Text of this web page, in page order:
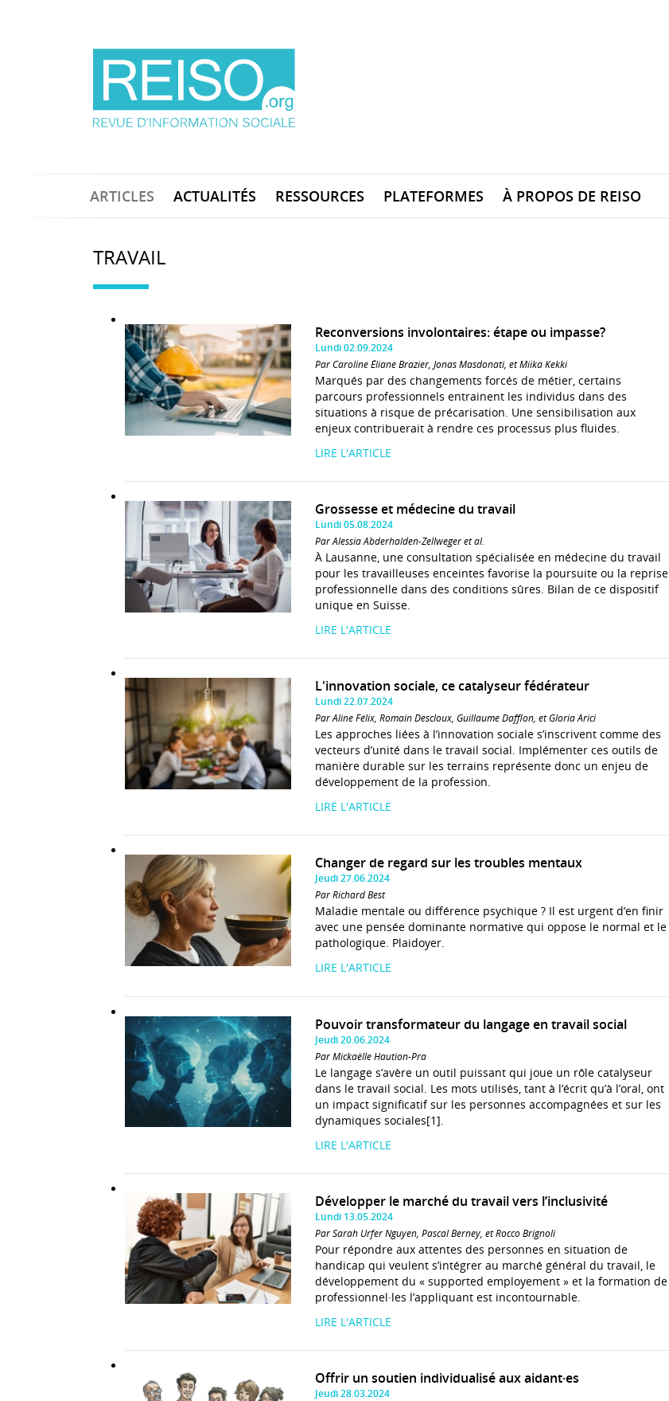
ARTICLES ACTUALITÉS RESSOURCES PLATEFORMES À PROPOS DE REISO
TRAVAIL
Reconversions involontaires: étape ou impasse?
Lundi 02.09.2024
Par Caroline Éliane Brazier, Jonas Masdonati, et Miika Kekki
Marqués par des changements forcés de métier, certains
parcours professionnels entrainent les individus dans des
situations à risque de précarisation. Une sensibilisation aux
enjeux contribuerait à rendre ces processus plus fluides.
LIRE L'ARTICLE
Grossesse et médecine du travail
Lundi 05.08.2024
Par Alessia Abderhalden-Zellweger et al.
À Lausanne, une consultation spécialisée en médecine du travail
pour les travailleuses enceintes favorise la poursuite ou la reprise
professionnelle dans des conditions sûres. Bilan de ce dispositif
unique en Suisse.
LIRE L'ARTICLE
L'innovation sociale, ce catalyseur fédérateur
Lundi 22.07.2024
Par Aline Félix, Romain Descloux, Guillaume Dafflon, et Gloria Arici
Les approches liées à l’innovation sociale s’inscrivent comme des
vecteurs d’unité dans le travail social. Implémenter ces outils de
manière durable sur les terrains représente donc un enjeu de
développement de la profession.
LIRE L'ARTICLE
Changer de regard sur les troubles mentaux
Jeudi 27.06.2024
Par Richard Best
Maladie mentale ou différence psychique ? Il est urgent d’en finir
avec une pensée dominante normative qui oppose le normal et le
pathologique. Plaidoyer.
LIRE L'ARTICLE
Pouvoir transformateur du langage en travail social
Jeudi 20.06.2024
Par Mickaëlle Haution-Pra
Le langage s’avère un outil puissant qui joue un rôle catalyseur
dans le travail social. Les mots utilisés, tant à l’écrit qu’à l’oral, ont
un impact significatif sur les personnes accompagnées et sur les
dynamiques sociales[1].
LIRE L'ARTICLE
Développer le marché du travail vers l’inclusivité
Lundi 13.05.2024
Par Sarah Urfer Nguyen, Pascal Berney, et Rocco Brignoli
Pour répondre aux attentes des personnes en situation de
handicap qui veulent s’intégrer au marché général du travail, le
développement du « supported employement » et la formation de
professionnel·les l’appliquant est incontournable.
LIRE L'ARTICLE
Offrir un soutien individualisé aux aidant·es
Jeudi 28.03.2024